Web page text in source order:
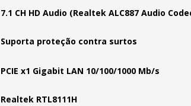
7.1 CH HD Audio (Realtek ALC887 Audio
Suporta proteção contra surtos
PCIE x1 Gigabit LAN 10/100/1000 Mb/s
Realtek RTL8111H